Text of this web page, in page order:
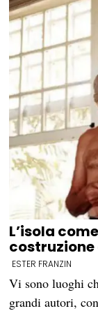
L’isola
ESTER FRANZIN
Vi sono luoghi
grandi autori,